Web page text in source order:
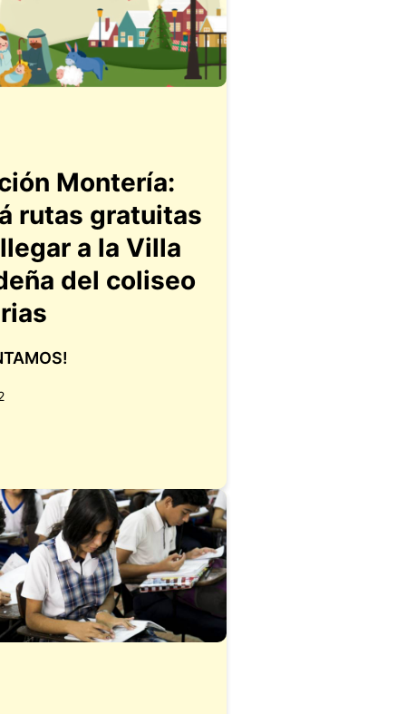
Montería:
rutas gratuitas
a la Villa
del coliseo